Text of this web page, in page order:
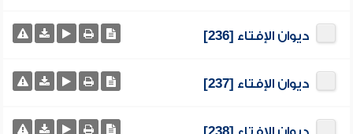
ديوان الإفتاء [236]
ديوان الإفتاء [237]